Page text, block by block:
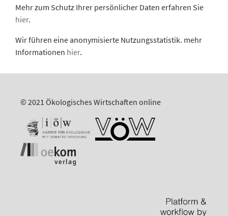
Mehr zum Schutz Ihrer persönlicher Daten erfahren Sie
hier.
Wir führen eine anonymisierte Nutzungsstatistik. mehr
Informationen hier.
© 2021 Ökologisches Wirtschaften online